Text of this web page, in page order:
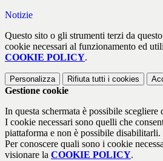
Notizie
Questo sito o gli strumenti terzi da
cookie necessari al funzionamento ed
COOKIE POLICY.
Personalizza Rifiuta tutti i cookies
Gestione cookie
In questa schermata è possibile
I cookie necessari sono quelli che
piattaforma e non è possibile disabilitarli.
Per conoscere quali sono i cookie
visionare la COOKIE POLICY.